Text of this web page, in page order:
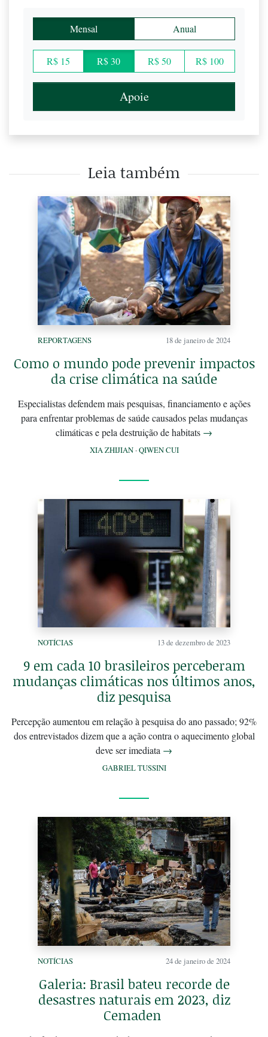
Mensal Anual
R$ 15 R$ 30 R$ 50 R$ 100
Apoie
Leia também
REPORTAGENS 18 de janeiro de 2024
Como o mundo pode prevenir impactos
da crise climática na saúde
Especialistas defendem mais pesquisas, financiamento e ações
para enfrentar problemas de saúde causados pelas mudanças
climáticas e pela destruição de habitats →
XIA ZHIJIAN·QIWEN CUI
NOTÍCIAS 13 de dezembro de 2023
9 em cada 10 brasileiros perceberam
mudanças climáticas nos últimos anos,
diz pesquisa
Percepção aumentou em relação à pesquisa do ano passado; 92%
dos entrevistados dizem que a ação contra o aquecimento global
deve ser imediata →
GABRIEL TUSSINI
NOTÍCIAS 24 de janeiro de 2024
Galeria: Brasil bateu recorde de
desastres naturais em 2023, diz
Cemaden